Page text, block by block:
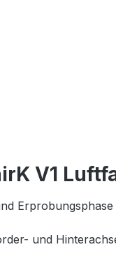
V1
und